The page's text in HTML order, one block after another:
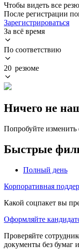
Чтобы видеть все
После регистрации
Зарегистрироваться
За всё время
По соответствию
20 резюме
Ничего не
Попробуйте
Быстрые
Полный день
Корпоративная
Какой соцпакет вы
Оформляйте
Проверяйте
документы без бумаг